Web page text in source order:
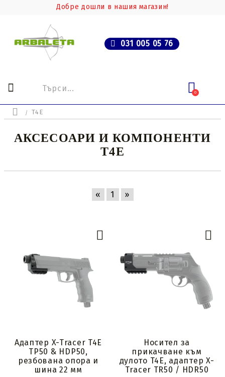
Добре дошли в нашия магазин!
031 005 05 76
0
T4E
АКСЕСОАРИ И КОМПОНЕНТИ
T4E
« 1 »
Адаптер X-Tracer T4E
TP50 & HDP50,
резбована опора и
шина 22 мм
Носител за
прикачване към
дулото T4E, адаптер X-
Tracer TR50 / HDR50